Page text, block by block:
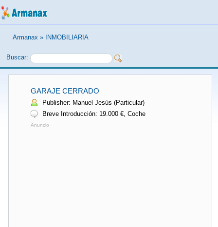
Armanax » INMOBILIARIA
Buscar:
GARAJE CERRADO
Publisher: Manuel Jesús (Particular)
Breve Introducción: 19.000 €, Coche
Anuncio